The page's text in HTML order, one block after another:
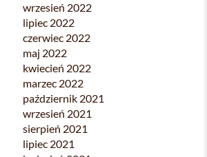
wrzesień 2022
lipiec 2022
czerwiec 2022
maj 2022
kwiecień 2022
marzec 2022
październik 2021
wrzesień 2021
sierpień 2021
lipiec 2021